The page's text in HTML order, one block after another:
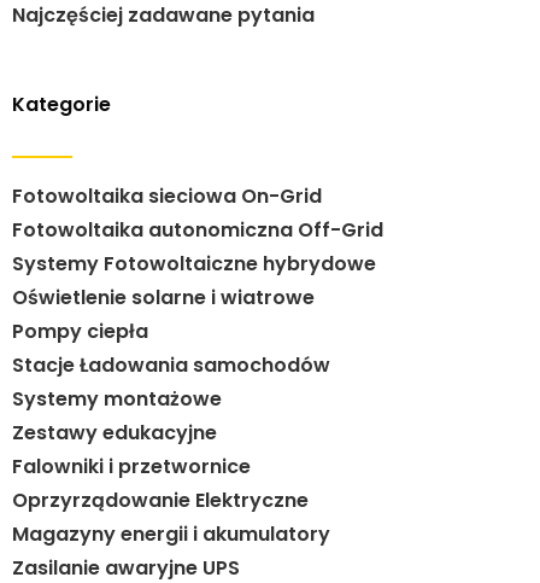
Najczęściej zadawane pytania
Kategorie
Fotowoltaika sieciowa On-Grid
Fotowoltaika autonomiczna Off-Grid
Systemy Fotowoltaiczne hybrydowe
Oświetlenie solarne i wiatrowe
Pompy ciepła
Stacje Ładowania samochodów
Systemy montażowe
Zestawy edukacyjne
Falowniki i przetwornice
Oprzyrządowanie Elektryczne
Magazyny energii i akumulatory
Zasilanie awaryjne UPS